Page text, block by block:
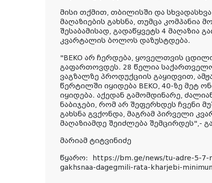
მისი თქმით, თბილისში და
მაღაზიების გახსნა, თუმცა კომპანია
შესაბამისად, გადაწყვეტს 4 მაღაზია
კვარტალის ბოლოს დაზუსტდება.
"BEKO არ ჩერდება, ყოველთვის
გაფართოვდეს. 28 წელია
ვაგზალზე პროდუქციის გაყიდვით,
წერტილში იყიდება BEKO, 40-ზე მეტ
იყიდება. აქედან გამომდინარე,
ნაბიჯები, რომ არ შეფერხდეს ჩვენი
გახსნა გვქონდა, მაგრამ პირველი
მაღაზიამდე შეიძლება შემცირდეს",-
მარიამ ტიტვინიძე
წყარო: https://bm.ge/news/tu-adre-5-7-
gakhsnaa-dagegmili-rata-kharjebi-